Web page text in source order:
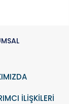
İLİŞKİLERİ